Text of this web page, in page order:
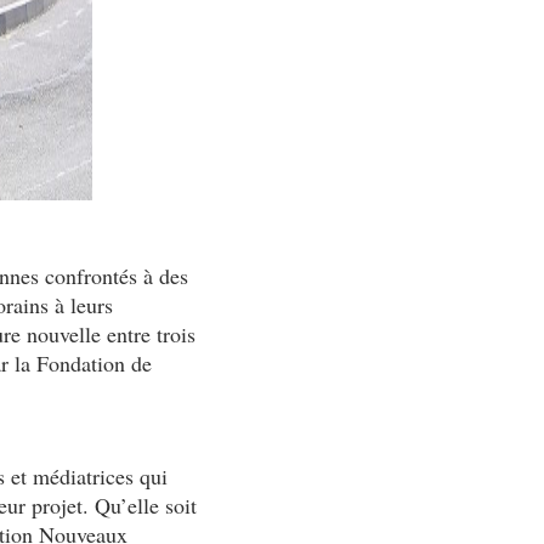
confrontés à des
à leurs
nouvelle entre trois
la Fondation de
et médiatrices qui
projet. Qu’elle soit
Nouveaux